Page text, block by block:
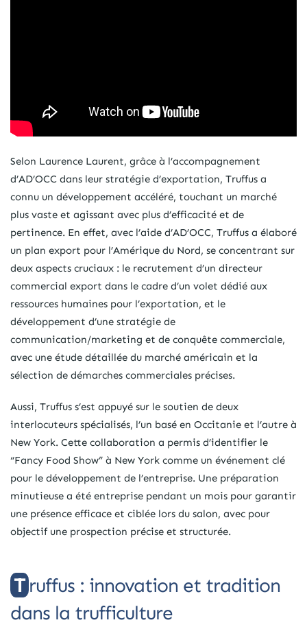
Selon Laurence Laurent, grâce à l’accompagnement
d’AD’OCC dans leur stratégie d’exportation, Truffus a
connu un développement accéléré, touchant un marché
plus vaste et agissant avec plus d’efficacité et de
pertinence. En effet, avec l’aide d’AD’OCC, Truffus a élaboré
un plan export pour l’Amérique du Nord, se concentrant sur
deux aspects cruciaux : le recrutement d’un directeur
commercial export dans le cadre d’un volet dédié aux
ressources humaines pour l’exportation, et le
développement d’une stratégie de
communication/marketing et de conquête commerciale,
avec une étude détaillée du marché américain et la
sélection de démarches commerciales précises.
Aussi, Truffus s’est appuyé sur le soutien de deux
interlocuteurs spécialisés, l’un basé en Occitanie et l’autre à
New York. Cette collaboration a permis d’identifier le
“Fancy Food Show” à New York comme un événement clé
pour le développement de l’entreprise. Une préparation
minutieuse a été entreprise pendant un mois pour garantir
une présence efficace et ciblée lors du salon, avec pour
objectif une prospection précise et structurée.
Truffus : innovation et tradition
dans la trufficulture